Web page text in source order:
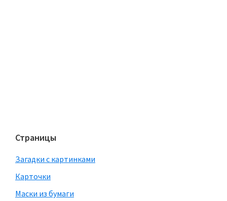
Страницы
Загадки с картинками
Карточки
Маски из бумаги